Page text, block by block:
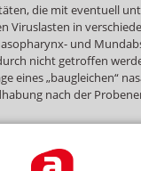
die mit eventuell
Viruslasten in
und
nicht getroffen
eines „baugleichen“
nach der